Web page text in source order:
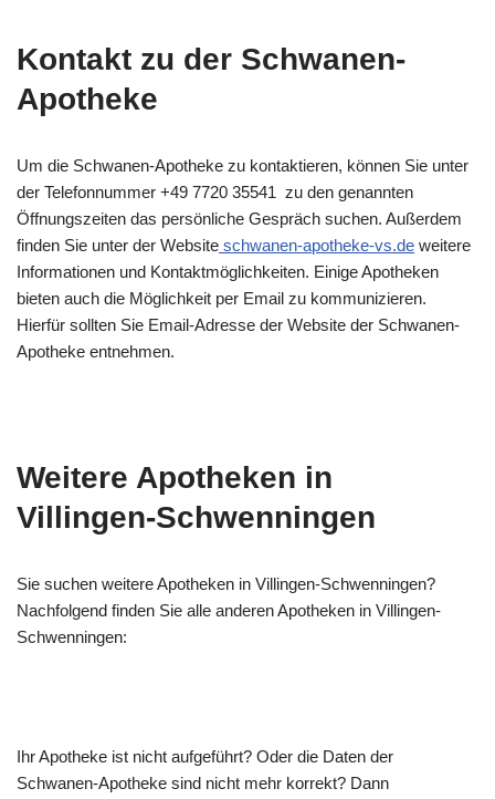
Kontakt zu der Schwanen-
Apotheke
Um die Schwanen-Apotheke zu kontaktieren, können Sie unter
der Telefonnummer +49 7720 35541 zu den genannten
Öffnungszeiten das persönliche Gespräch suchen. Außerdem
finden Sie unter der Website schwanen-apotheke-vs.de weitere
Informationen und Kontaktmöglichkeiten. Einige Apotheken
bieten auch die Möglichkeit per Email zu kommunizieren.
Hierfür sollten Sie Email-Adresse der Website der Schwanen-
Apotheke entnehmen.
Weitere Apotheken in
Villingen-Schwenningen
Sie suchen weitere Apotheken in Villingen-Schwenningen?
Nachfolgend finden Sie alle anderen Apotheken in Villingen-
Schwenningen:
Ihr Apotheke ist nicht aufgeführt? Oder die Daten der
Schwanen-Apotheke sind nicht mehr korrekt? Dann